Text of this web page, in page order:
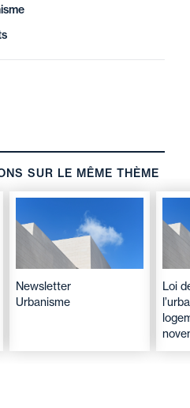
SUR LE MÊME THÈME
Newsletter
Urbanisme
Loi